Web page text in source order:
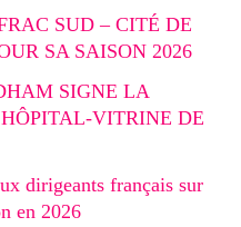
SUD – CITÉ DE
SA SAISON 2026
SIGNE LA
VITRINE DE
dirigeants français sur
en 2026